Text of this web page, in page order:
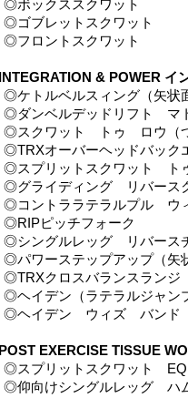
ックススクワット
ブレットスクワット
ロントスクワット
& POWER イ
トルベルスィング（矢状面
ンベルデッドリフト マ
クワット トゥ ロウ（つ
オーバーヘッドバック
プリットスクワット ト
ライディング リバース
ントララテラルプル ウ
ピッチフォーク
ングルレッグ リバース
ワーステップアップ（矢状
クロスバランスラン
イデン（ラテラルジャン
イデン ウィズ バンド
EXERCISE TISSUE
プリットスクワット EQI
向けシングルレッグ ハム